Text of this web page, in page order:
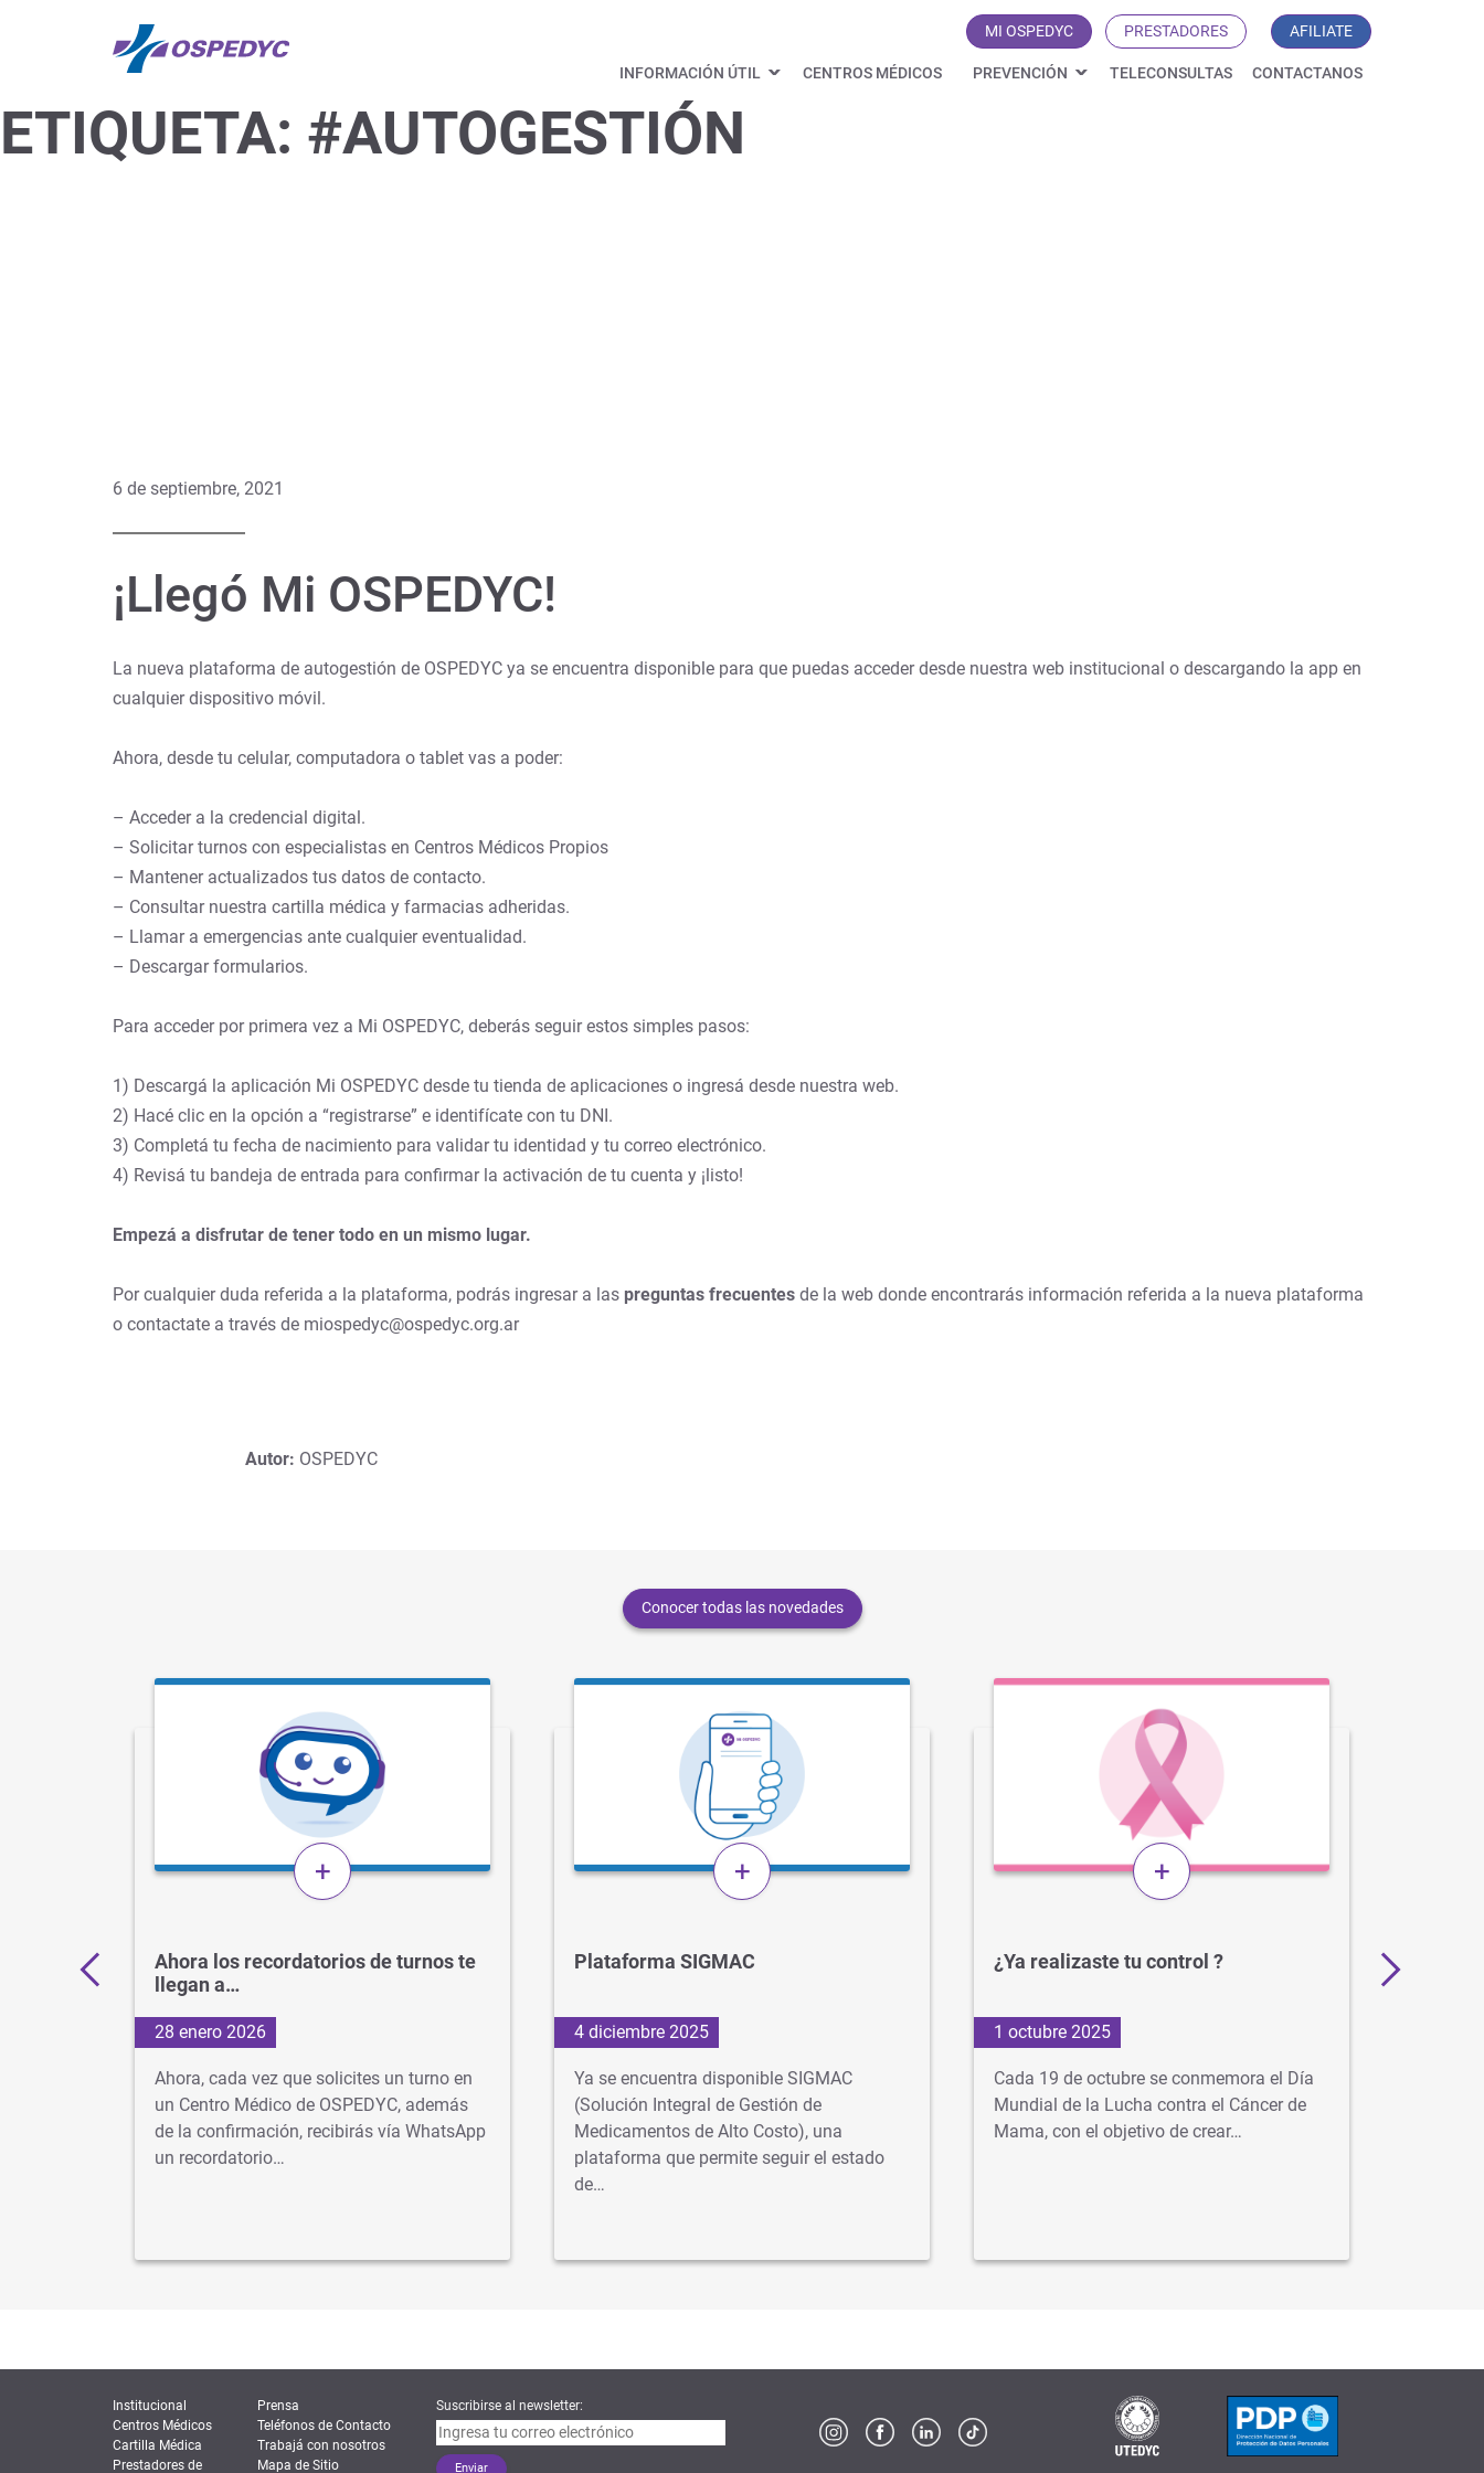
MI OSPEDYC PRESTADORES AFILIATE
INFORMACIÓN ÚTIL CENTROS MÉDICOS PREVENCIÓN TELECONSULTAS CONTACTANOS
ETIQUETA: #AUTOGESTIÓN
6 de septiembre, 2021
¡Llegó Mi OSPEDYC!
La nueva plataforma de autogestión de OSPEDYC ya se encuentra disponible para que puedas acceder desde nuestra web institucional o descargando la app en
cualquier dispositivo móvil.
Ahora, desde tu celular, computadora o tablet vas a poder:
– Acceder a la credencial digital.
– Solicitar turnos con especialistas en Centros Médicos Propios
– Mantener actualizados tus datos de contacto.
– Consultar nuestra cartilla médica y farmacias adheridas.
– Llamar a emergencias ante cualquier eventualidad.
– Descargar formularios.
Para acceder por primera vez a Mi OSPEDYC, deberás seguir estos simples pasos:
1) Descargá la aplicación Mi OSPEDYC desde tu tienda de aplicaciones o ingresá desde nuestra web.
2) Hacé clic en la opción a “registrarse” e identifícate con tu DNI.
3) Completá tu fecha de nacimiento para validar tu identidad y tu correo electrónico.
4) Revisá tu bandeja de entrada para confirmar la activación de tu cuenta y ¡listo!
Empezá a disfrutar de tener todo en un mismo lugar.
Por cualquier duda referida a la plataforma, podrás ingresar a las preguntas frecuentes de la web donde encontrarás información referida a la nueva plataforma
o contactate a través de miospedyc@ospedyc.org.ar
Autor: OSPEDYC
Conocer todas las novedades
+
Ahora los recordatorios de turnos te
llegan a…
28 enero 2026
Ahora, cada vez que solicites un turno en
un Centro Médico de OSPEDYC, además
de la confirmación, recibirás vía WhatsApp
un recordatorio…
+
Plataforma SIGMAC
4 diciembre 2025
Ya se encuentra disponible SIGMAC
(Solución Integral de Gestión de
Medicamentos de Alto Costo), una
plataforma que permite seguir el estado
de…
+
¿Ya realizaste tu control ?
1 octubre 2025
Cada 19 de octubre se conmemora el Día
Mundial de la Lucha contra el Cáncer de
Mama, con el objetivo de crear…
Institucional
Centros Médicos
Cartilla Médica
Prestadores de
Prensa
Teléfonos de Contacto
Trabajá con nosotros
Mapa de Sitio
Suscribirse al newsletter: